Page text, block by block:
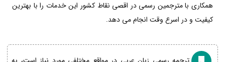
همکاری با مترجمین رسمی در اقصی نقاط کشور این خدمات را با بهترین
کیفیت و در اسرع وقت انجام می دهد.